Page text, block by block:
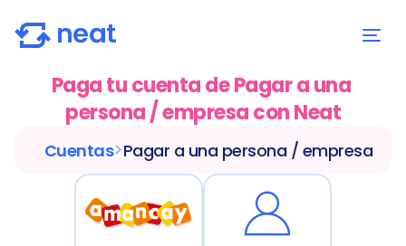
Paga tu cuenta de Pagar a una
persona / empresa con Neat
Cuentas>Pagar a una persona / empresa